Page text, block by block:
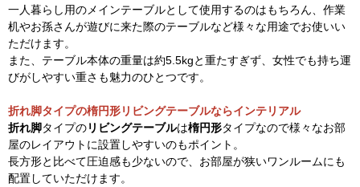
一人暮らし用のメインテーブルとして使用するのはもちろん、作業
机やお孫さんが遊びに来た際のテーブルなど様々な用途でお使いい
ただけます。
また、テーブル本体の重量は約5.5kgと重たすぎず、女性でも持ち運
びがしやすい重さも魅力のひとつです。
折れ脚タイプの楕円形リビングテーブルならインテリアル
折れ脚タイプのリビングテーブルは楕円形タイプなので様々なお部
屋のレイアウトに設置しやすいのもポイント。
長方形と比べて圧迫感も少ないので、お部屋が狭いワンルームにも
配置していただけます。